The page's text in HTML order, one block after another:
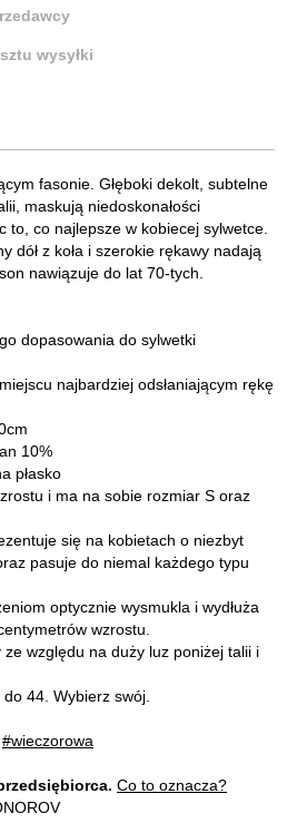
wysyłki
fasonie. Głęboki dekolt, subtelne
maskują niedoskonałości
to, co najlepsze w kobiecej sylwetce.
dół z koła i szerokie rękawy nadają
nawiązuje do lat 70-tych.
dopasowania do sylwetki
najbardziej odsłaniającym rękę
10%
płasko
i ma na sobie rozmiar S oraz
się na kobietach o niezbyt
pasuje do niemal każdego typu
optycznie wysmukla i wydłuża
wzrostu.
względu na duży luz poniżej talii i
44. Wybierz swój.
#wieczorowa
Co to oznacza?